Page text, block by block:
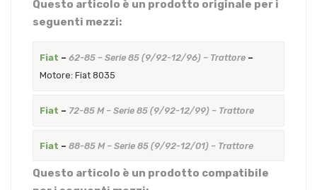
Questo articolo è un prodotto originale per i
seguenti mezzi:
Fiat – 62-85 – Serie 85 (9/92-12/96) – Trattore–
Motore: Fiat 8035
Fiat – 72-85 M – Serie 85 (9/92-12/99) – Trattore
Fiat – 88-85 M – Serie 85 (9/92-12/01) – Trattore
Questo articolo è un prodotto compatibile